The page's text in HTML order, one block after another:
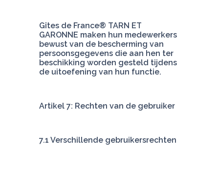
Gîtes de France® TARN ET
GARONNE maken hun medewerkers
bewust van de bescherming van
persoonsgegevens die aan hen ter
beschikking worden gesteld tijdens
de uitoefening van hun functie.
Artikel 7: Rechten van de gebruiker
7.1 Verschillende gebruikersrechten